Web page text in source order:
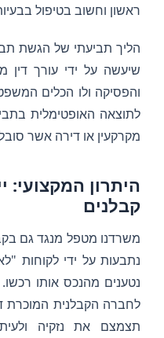
ראשון וחשוב בטיפול
הליך תביעתי של הגשת
שיעשה על ידי עורך דין
והפסיקה ולו הכלים
לתוצאה האופטימלית
מקרקעין או דירה אשר
היתרון המקצועי:
קבלנים
משרדנו מטפל מנגד גם
נתבעות על ידי לקוחות
נטענים מהנכס אותו
לחברה הקבלנית המוכרת
תצמצם את נזקיה